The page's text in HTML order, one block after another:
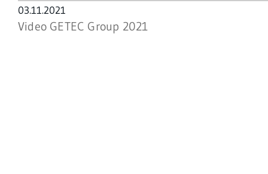
Datum:
03.11.2021
Video GETEC Group 2021